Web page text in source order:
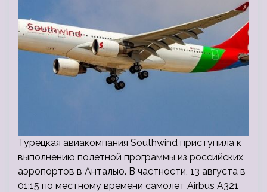
Турецкая авиакомпания Southwind приступила к
выполнению полетной программы из российских
аэропортов в Анталью. В частности, 13 августа в
01:15 по местному времени самолет Airbus A321